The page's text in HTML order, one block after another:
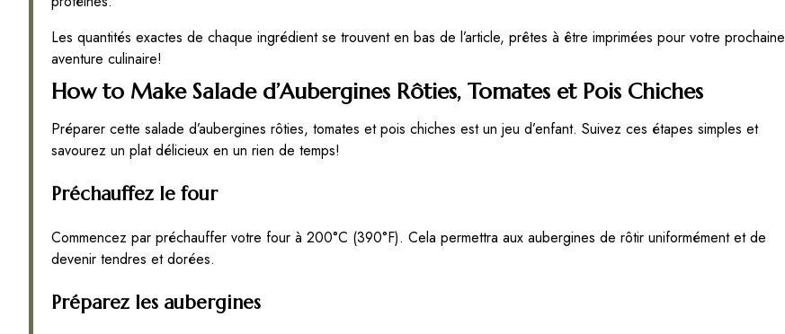
Les quantités exactes de chaque ingrédient se trouvent en bas de l’article, prêtes à être imprimées pour votre prochaine
aventure culinaire!
How to Make Salade d’Aubergines Rôties, Tomates et Pois Chiches
Préparer cette salade d’aubergines rôties, tomates et pois chiches est un jeu d’enfant. Suivez ces étapes simples et
savourez un plat délicieux en un rien de temps!
Préchauffez le four
Commencez par préchauffer votre four à 200°C (390°F). Cela permettra aux aubergines de rôtir uniformément et de
devenir tendres et dorées.
Préparez les aubergines